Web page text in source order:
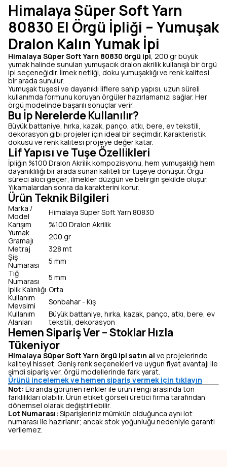
Himalaya Süper Soft Yarn
80830 El Örgü İpliği – Yumuşak
Dralon Kalın Yumak İpi
Himalaya Süper Soft Yarn 80830 örgü ipi, 200 gr büyük
yumak halinde sunulan yumuşacık dralon akrilik kullanışlı bir örgü
ipi seçeneğidir. İlmek netliği, doku yumuşaklığı ve renk kalitesi
bir arada sunulur.
Yumuşak tuşesi ve dayanıklı liflere sahip yapısı, uzun süreli
kullanımda formunu koruyan örgüler hazırlamanızı sağlar. Her
örgü modelinde başarılı sonuçlar verir.
Bu İp Nerelerde Kullanılır?
Büyük battaniye, hırka, kazak, panço, atkı, bere, ev tekstili,
dekorasyon gibi projeler için ideal bir seçimdir. Karakteristik
dokusu ve renk kalitesi projeye değer katar.
Lif Yapısı ve Tuşe Özellikleri
İpliğin %100 Dralon Akrilik kompozisyonu, hem yumuşaklığı hem
dayanıklılığı bir arada sunan kaliteli bir tuşeye dönüşür. Örgü
süreci akıcı geçer; ilmekler düzgün ve belirgin şekilde oluşur.
Yıkamalardan sonra da karakterini korur.
Ürün Teknik Bilgileri
Marka /
Model
Himalaya Süper Soft Yarn 80830
Karışım
%100 Dralon Akrilik
Yumak
Gramajı
200 gr
Metraj
328 mt
Şiş
Numarası
5 mm
Tığ
Numarası
5 mm
İplik Kalınlığı Orta
Kullanım
Mevsimi
Sonbahar - Kış
Kullanım
Alanları
Büyük battaniye, hırka, kazak, panço, atkı, bere, ev
tekstili, dekorasyon
Hemen Sipariş Ver – Stoklar Hızla
Tükeniyor
Himalaya Süper Soft Yarn örgü ipi satın al ve projelerinde
kaliteyi hisset. Geniş renk seçenekleri ve uygun fiyat avantajı ile
şimdi sipariş ver, örgü modellerinde fark yarat.
Ürünü incelemek ve hemen sipariş vermek için tıklayın
Not: Ekranda görünen renkler ile ürün rengi arasında ton
farklılıkları olabilir. Ürün etiket görseli üretici firma tarafından
dönemsel olarak değiştirilebilir.
Lot Numarası: Siparişleriniz mümkün olduğunca aynı lot
numarası ile hazırlanır; ancak stok yoğunluğu nedeniyle garanti
verilemez.